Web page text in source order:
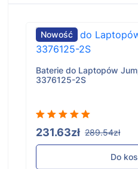
Nowość
Baterie do Laptopów
3376125-2S
231.63zł 289.54zł
Do